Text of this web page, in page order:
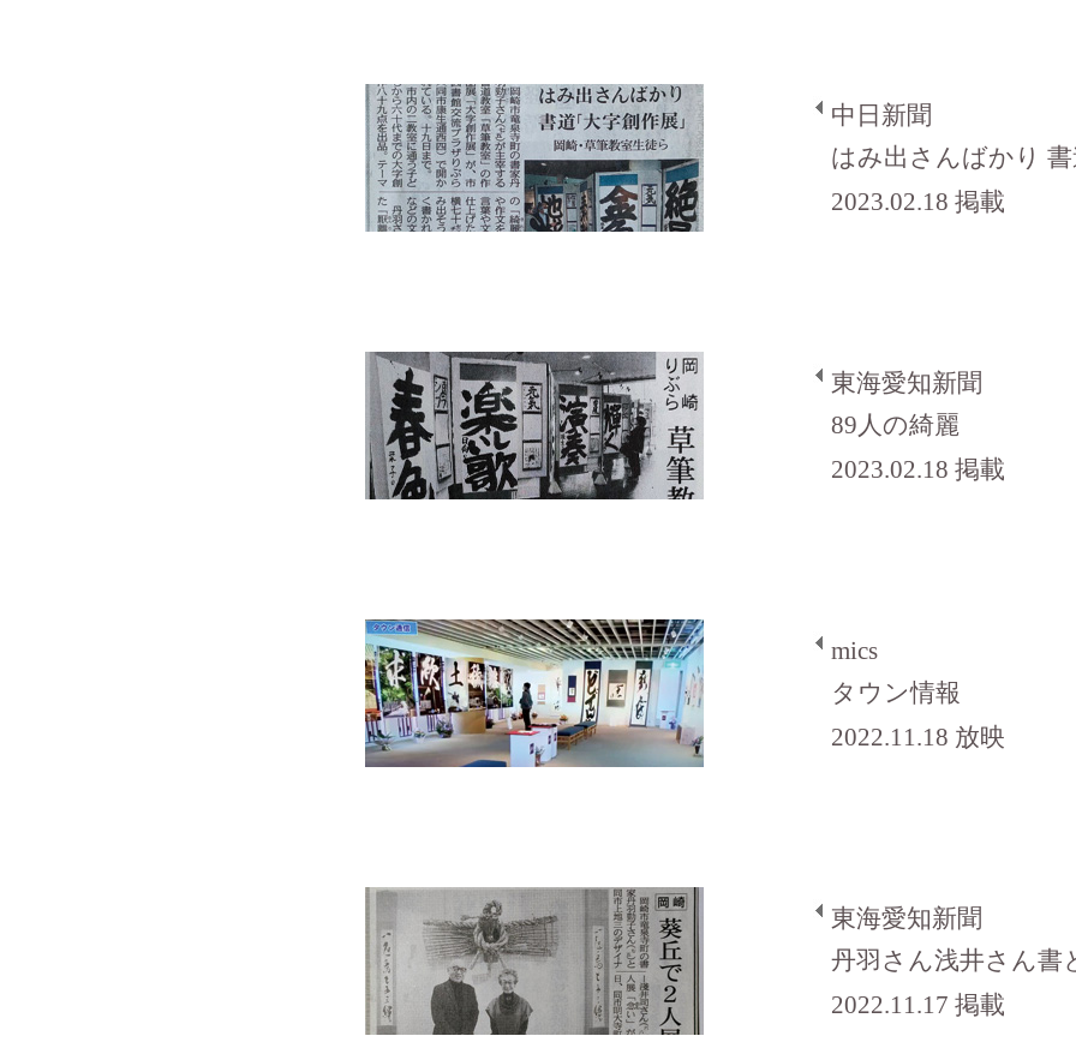
中日新聞
はみ出さんばかり
2023.02.18 掲載
東海愛知新聞
89人の綺麗
2023.02.18 掲載
mics
タウン情報
2022.11.18 放映
東海愛知新聞
丹羽さん浅井さん書
2022.11.17 掲載